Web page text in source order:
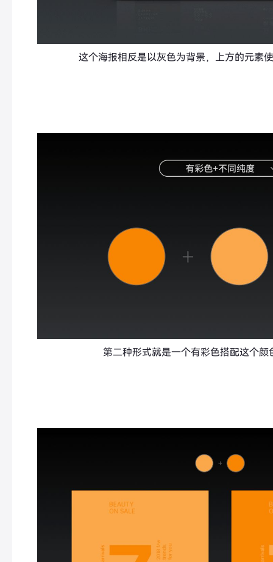
这个海报相反是以灰色为背景，上方的元素
第二种形式就是一个有彩色搭配这个颜